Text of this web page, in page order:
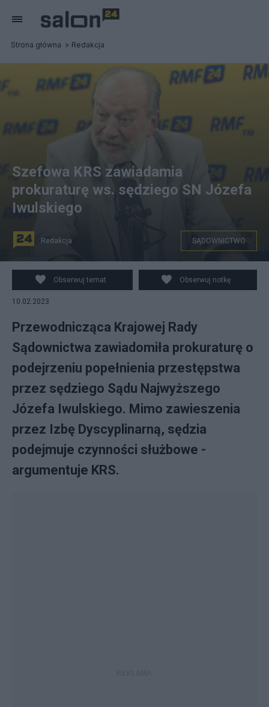
Strona główna Redakcja
Sędzia Iwulski orzeka w pełnym zakresie, bez żadnych
ograniczeń, tak jak każdy inny sędzia Izby Pracy SN. fot.
YouTube.com/RMF FM
Szefowa KRS zawiadamia
prokuraturę ws. sędziego SN Józefa
Iwulskiego
Redakcja SĄDOWNICTWO
Obserwuj temat Obserwuj notkę
10.02.2023
Przewodnicząca Krajowej Rady
Sądownictwa zawiadomiła prokuraturę o
podejrzeniu popełnienia przestępstwa
przez sędziego Sądu Najwyższego
Józefa Iwulskiego. Mimo zawieszenia
przez Izbę Dyscyplinarną, sędzia
podejmuje czynności służbowe -
argumentuje KRS.